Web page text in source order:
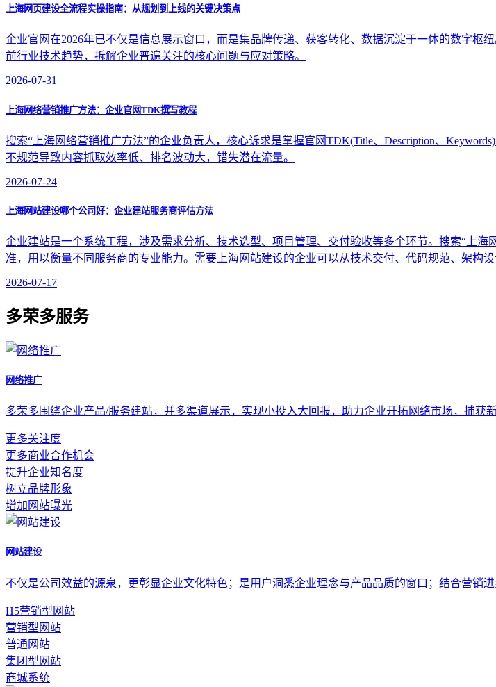
上海网页建设全流程实操指南：从规划到上线的关键决策点
企业官网在2026年已不仅是信息展示窗口，而是集品牌传递、获客转化、数据沉淀于一体的数字
前行业技术趋势，拆解企业普遍关注的核心问题与应对策略。
2026-07-31
上海网络营销推广方法：企业官网TDK撰写教程
搜索“上海网络营销推广方法”的企业负责人，核心诉求是掌握官网TDK(Title、Description、
不规范导致内容抓取效率低、排名波动大，错失潜在流量。
2026-07-24
上海网站建设哪个公司好：企业建站服务商评估方法
企业建站是一个系统工程，涉及需求分析、技术选型、项目管理、交付验收等多个环节。搜索“上
准，用以衡量不同服务商的专业能力。需要上海网站建设的企业可以从技术交付、代码规范、架构
2026-07-17
多荣多服务
网络推广
多荣多围绕企业产品/服务建站，并多渠道展示，实现小投入大回报，助力企业开拓网络市场，捕获
更多关注度
更多商业合作机会
提升企业知名度
树立品牌形象
增加网站曝光
网站建设
不仅是公司效益的源泉，更彰显企业文化特色；是用户洞悉企业理念与产品品质的窗口；结合营销
H5营销型网站
营销型网站
普通网站
集团型网站
商城系统